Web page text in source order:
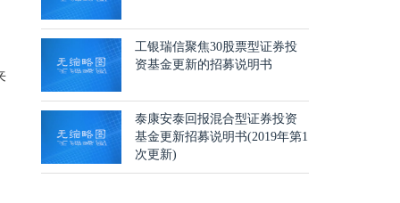
工银瑞信聚焦30股票型证券投
资基金更新的招募说明书
泰康安泰回报混合型证券投资
基金更新招募说明书(2019年第1
次更新)